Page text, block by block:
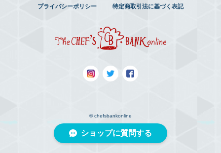
プライバシーポリシー 特定商取引法に基づく表記
© chefsbankonline
ショップに質問する